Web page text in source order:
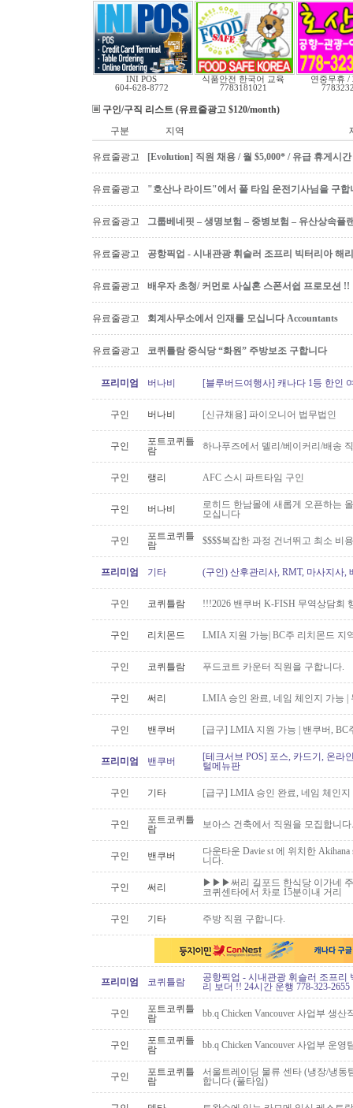
INI POS
604-628-8772
식품안전 한국어 교육
7783181021
연중무휴 /
구인/구직 리스트 (유료줄광고 $120/month)
구분
지역
유료줄광고 [Evolution] 직원 채용 / 월 $5,000* / 유급 휴게시
유료줄광고 "호산나 라이드"에서 풀 타임 운전기사님을 구합
유료줄광고 그룹베네핏 – 생명보험 – 중병보험 – 유산상속플
유료줄광고 공항픽업 - 시내관광 휘슬러 조프리 빅터리아 해
유료줄광고 배우자 초청/ 커먼로 사실혼 스폰서쉽 프로모션 !!
유료줄광고 회계사무소에서 인재를 모십니다 Accountants
유료줄광고 코퀴틀람 중식당 “화원” 주방보조 구합니다
프리미엄 버나비 [블루버드여행사] 캐나다 1등 한인
구인 버나비 [신규채용] 파이오니어 법무법인
구인
포트코퀴틀
람
하나푸즈에서 델리/베이커리/배송
구인 랭리 AFC 스시 파트타임 구인
구인 버나비
로히드 한남몰에 새롭게 오픈하는
모십니다
구인
포트코퀴틀
람
$$$$복잡한 과정 건너뛰고 최소 비
프리미엄 기타 (구인) 산후관리사, RMT, 마사지사,
구인 코퀴틀람 !!!2026 밴쿠버 K-FISH 무역상담회
구인 리치몬드 LMIA 지원 가능| BC주 리치몬드 지
구인 코퀴틀람 푸드코트 카운터 직원을 구합니다.
구인 써리 LMIA 승인 완료, 네임 체인지 가능 |
구인 밴쿠버 [급구] LMIA 지원 가능 | 밴쿠버,
프리미엄 밴쿠버
[테크서브 POS] 포스, 카드기, 온라
털메뉴판
구인 기타 [급구] LMIA 승인 완료, 네임 체인
구인
포트코퀴틀
람
보아스 건축에서 직원을 모집합니다.
구인 밴쿠버
다운타운 Davie st 에 위치한
니다.
구인 써리
▶▶▶써리 길포드 한식당 이가네
코퀴센타에서 차로 15분이내 거리
구인 기타 주방 직원 구합니다.
프리미엄 코퀴틀람
공항픽업 - 시내관광 휘슬러 조프
리 보더 !! 24시간 운행 778-323-2655
구인
포트코퀴틀
람
bb.q Chicken Vancouver 사업부 생
구인
포트코퀴틀
람
bb.q Chicken Vancouver 사업부 운
구인
포트코퀴틀
람
서울트레이딩 물류 센타 (냉장/냉동
합니다 (풀타임)